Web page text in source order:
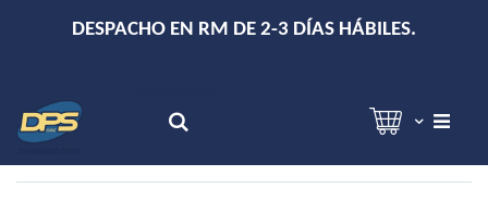
DESPACHO EN RM DE 2-3 DÍAS HÁBILES.